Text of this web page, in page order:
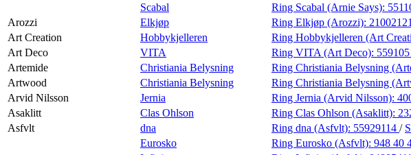
Scabal
Ring Scabal (Arnie Says):
Arozzi
Elkjøp Ring Elkjøp (Arozzi): 21002121
Art Creation
Hobbykjelleren Ring Hobbykjelleren (Art
Art Deco
VITA Ring VITA (Art Deco):
Artemide
Christiania Belysning Ring Christiania Belysning
Artwood
Christiania Belysning Ring Christiania Belysning
Arvid Nilsson
Jernia Ring Jernia (Arvid Nilsson):
Asaklitt
Clas Ohlson Ring Clas Ohlson (Asaklitt):
Asfvlt
dna Ring dna (Asfvlt): 55929114 /
Eurosko
Ring Eurosko (Asfvlt): 948 40